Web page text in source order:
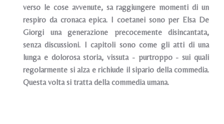
verso le cose avvenute, sa raggiungere momenti di un
respiro da cronaca epica. I coetanei sono per Elsa De
Giorgi una generazione precocemente disincantata,
senza discussioni. I capitoli sono come gli atti di una
lunga e dolorosa storia, vissuta - purtroppo - sui quali
regolarmente si alza e richiude il sipario della commedia.
Questa volta si tratta della commedia umana.